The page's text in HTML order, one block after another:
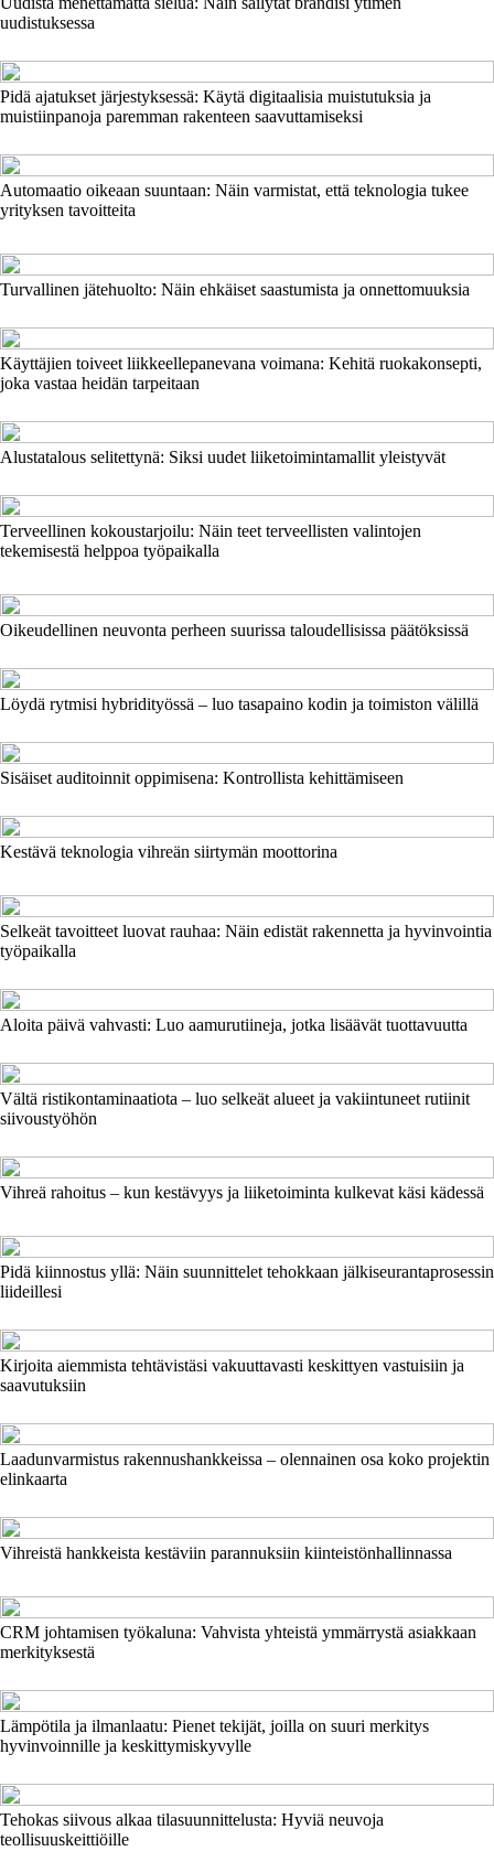
uudistuksessa
Pidä ajatukset järjestyksessä: Käytä digitaalisia muistutuksia ja
muistiinpanoja paremman rakenteen saavuttamiseksi
Automaatio oikeaan suuntaan: Näin varmistat, että teknologia tukee
yrityksen tavoitteita
Turvallinen jätehuolto: Näin ehkäiset saastumista ja onnettomuuksia
Käyttäjien toiveet liikkeellepanevana voimana: Kehitä ruokakonsepti,
joka vastaa heidän tarpeitaan
Alustatalous selitettynä: Siksi uudet liiketoimintamallit yleistyvät
Terveellinen kokoustarjoilu: Näin teet terveellisten valintojen
tekemisestä helppoa työpaikalla
Oikeudellinen neuvonta perheen suurissa taloudellisissa päätöksissä
Löydä rytmisi hybridityössä – luo tasapaino kodin ja toimiston välillä
Sisäiset auditoinnit oppimisena: Kontrollista kehittämiseen
Kestävä teknologia vihreän siirtymän moottorina
Selkeät tavoitteet luovat rauhaa: Näin edistät rakennetta ja hyvinvointia
työpaikalla
Aloita päivä vahvasti: Luo aamurutiineja, jotka lisäävät tuottavuutta
Vältä ristikontaminaatiota – luo selkeät alueet ja vakiintuneet rutiinit
siivoustyöhön
Vihreä rahoitus – kun kestävyys ja liiketoiminta kulkevat käsi kädessä
Pidä kiinnostus yllä: Näin suunnittelet tehokkaan jälkiseurantaprosessin
liideillesi
Kirjoita aiemmista tehtävistäsi vakuuttavasti keskittyen vastuisiin ja
saavutuksiin
Laadunvarmistus rakennushankkeissa – olennainen osa koko projektin
elinkaarta
Vihreistä hankkeista kestäviin parannuksiin kiinteistönhallinnassa
CRM johtamisen työkaluna: Vahvista yhteistä ymmärrystä asiakkaan
merkityksestä
Lämpötila ja ilmanlaatu: Pienet tekijät, joilla on suuri merkitys
hyvinvoinnille ja keskittymiskyvylle
Tehokas siivous alkaa tilasuunnittelusta: Hyviä neuvoja
teollisuuskeittiöille